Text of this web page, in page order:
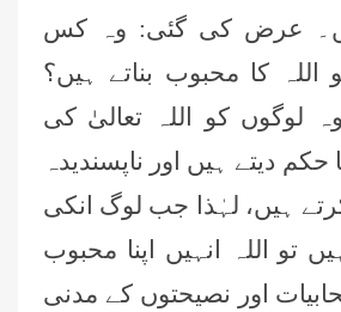
عرض کی گئی: وہ کس
کا محبوب بناتے ہیں؟
وہ لوگوں کو اللہ تعالیٰ کی
دیتے ہیں اور ناپسندیدہ
ہیں، لہٰذا جب لوگ انکی
تو اللہ انہیں اپنا محبوب
اور نصیحتوں کے مدنی